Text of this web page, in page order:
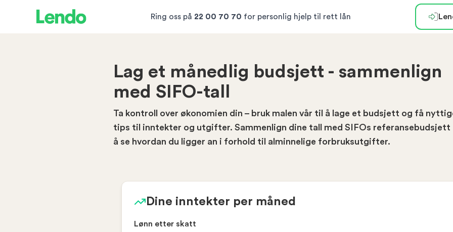
Ring oss på 22 00 70 70 for personlig hjelp til rett lån
Lag et månedlig budsjett - sammenlign
med SIFO-tall
Ta kontroll over økonomien din – bruk malen vår til å lage et budsjett og få
tips til inntekter og utgifter. Sammenlign dine tall med SIFOs
å se hvordan du ligger an i forhold til alminnelige forbruksutgifter.
Dine inntekter per måned
Lønn etter skatt